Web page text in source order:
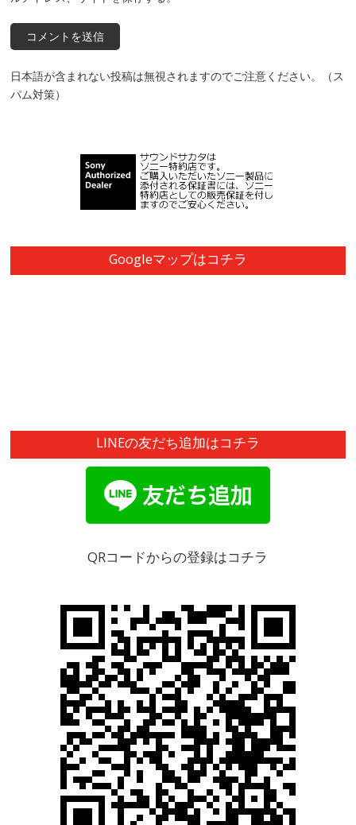
日本語が含まれない投稿は無視されますのでご注意ください。（ス
パム対策）
Googleマップはコチラ
LINEの友だち追加はコチラ
QRコードからの登録はコチラ